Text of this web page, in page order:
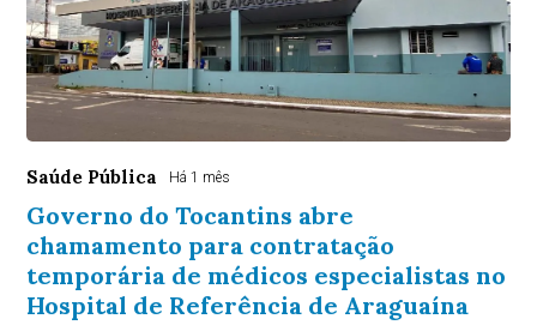
Saúde Pública Há 1 mês
Governo do Tocantins abre
chamamento para contratação
temporária de médicos especialistas no
Hospital de Referência de Araguaína